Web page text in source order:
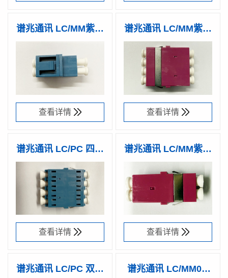
谱兆通讯 LC/MM紫红
色双联分体（高低
型）适配器
RAL-
PCMDU-
RN10W
32501200
查看详情
谱兆通讯 LC/MM紫红
色四联一体无耳适配
产品型号：
RAL-PCMQ-
RN10W
谱兆编码：
32501900
查看详情
谱兆通讯 LC/PC 四联
一体无耳适配器
RAL-PCSQ-
BN10W
谱兆编码：
32509000
查看详情
谱兆通讯 LC/MM紫红
色双联一体适配器
RAL-PCMD-
RN10W
谱兆编码：
32508000
查看详情
谱兆通讯 LC/PC 双联
谱兆通讯 LC/MM0.9